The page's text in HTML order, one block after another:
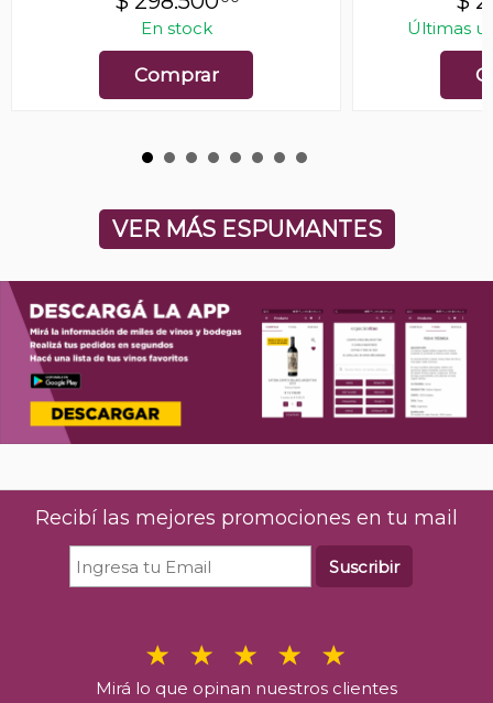
En stock
Comprar
Últimas
VER MÁS ESPUMANTES
Recibí las mejores promociones en tu mail
Suscribir
Mirá lo que opinan nuestros clientes